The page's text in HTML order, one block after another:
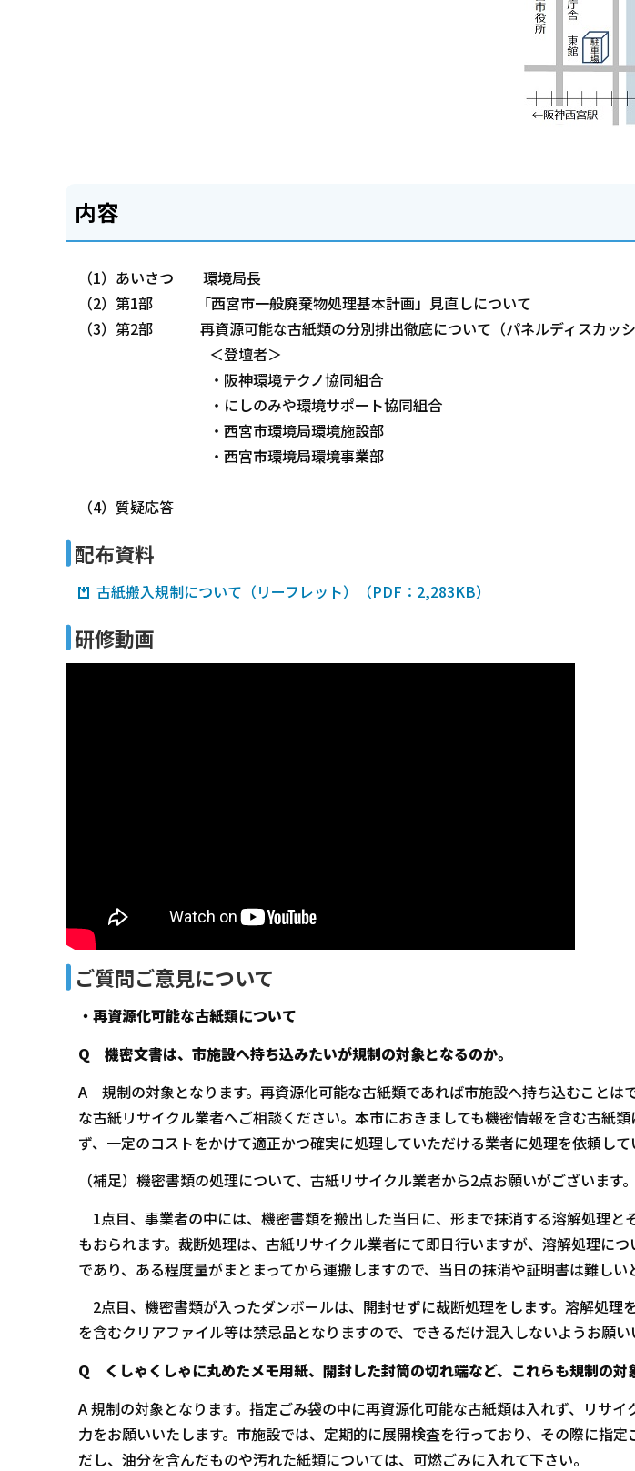
内容
（1）あいさつ 環境局長
（2）第1部 「西宮市一般廃棄物処理基本計画」見直しについて
（3）第2部 再資源可能な古紙類の分別排出徹底について（パネルディスカッシ
＜登壇者＞
・阪神環境テクノ協同組合
・にしのみや環境サポート協同組合
・西宮市環境局環境施設部
・西宮市環境局環境事業部
（4）質疑応答
配布資料
古紙搬入規制について（リーフレット）（PDF：2,283KB）
研修動画
ご質問ご意見について
・再資源化可能な古紙類について
Q 機密文書は、市施設へ持ち込みたいが規制の対象となるのか。
A 規制の対象となります。再資源化可能な古紙類であれば市施設へ持ち込むことは
な古紙リサイクル業者へご相談ください。本市におきましても機密情報を含む古紙
ず、一定のコストをかけて適正かつ確実に処理していただける業者に処理を依頼して
（補足）機密書類の処理について、古紙リサイクル業者から2点お願いがございます。
1点目、事業者の中には、機密書類を搬出した当日に、形まで抹消する溶解処理と
もおられます。裁断処理は、古紙リサイクル業者にて即日行いますが、溶解処理に
であり、ある程度量がまとまってから運搬しますので、当日の抹消や証明書は難しい
2点目、機密書類が入ったダンボールは、開封せずに裁断処理をします。溶解処理
を含むクリアファイル等は禁忌品となりますので、できるだけ混入しないようお願い
Q くしゃくしゃに丸めたメモ用紙、開封した封筒の切れ端など、これらも規制の対
A 規制の対象となります。指定ごみ袋の中に再資源化可能な古紙類は入れず、リサ
力をお願いいたします。市施設では、定期的に展開検査を行っており、その際に指
だし、油分を含んだものや汚れた紙類については、可燃ごみに入れて下さい。